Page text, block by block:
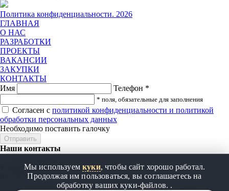
Мы используемкуки, чтобы сайт хорошо работал.
Продолжая им пользоваться, вы соглашаетесь на
обработку ваших куки‑файлов. .
Политика конфиденциальности. 2026
ГЛАВНАЯ
О НАС
РАЗРАБОТКИ
ПРОЕКТЫ
ВАКАНСИИ
ЗАКУПКИ
КОНТАКТЫ
Имя
Телефон *
* поля, обязательные для заполнения
Согласен с политикой конфиденциальности и политикой
обработки персональных данных
Необходимо поставить галочку
Наши контакты
+7 (861) 275-90-50
info@tm-yug.ru